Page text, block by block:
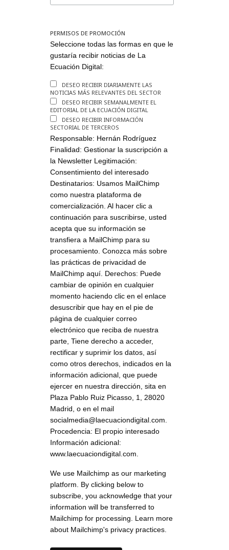
PERMISOS DE PROMOCIÓN
Seleccione todas las formas en que le
gustaría recibir noticias de La
Ecuación Digital:
DESEO RECIBIR DIARIAMENTE LAS
NOTICIAS MÁS RELEVANTES DEL SECTOR
DESEO RECIBIR SEMANALMENTE EL
EDITORIAL DE LA ECUACIÓN DIGITAL
DESEO RECIBIR INFORMACIÓN
SECTORIAL DE TERCEROS
Responsable: Hernán Rodríguez
Finalidad: Gestionar la suscripción a
la Newsletter Legitimación:
Consentimiento del interesado
Destinatarios: Usamos MailChimp
como nuestra plataforma de
comercialización. Al hacer clic a
continuación para suscribirse, usted
acepta que su información se
transfiera a MailChimp para su
procesamiento. Conozca más sobre
las prácticas de privacidad de
MailChimp aquí. Derechos: Puede
cambiar de opinión en cualquier
momento haciendo clic en el enlace
desuscribir que hay en el pie de
página de cualquier correo
electrónico que reciba de nuestra
parte, Tiene derecho a acceder,
rectificar y suprimir los datos, así
como otros derechos, indicados en la
información adicional, que puede
ejercer en nuestra dirección, sita en
Plaza Pablo Ruiz Picasso, 1, 28020
Madrid, o en el mail
socialmedia@laecuaciondigital.com.
Procedencia: El propio interesado
Información adicional:
www.laecuaciondigital.com.
We use Mailchimp as our marketing
platform. By clicking below to
subscribe, you acknowledge that your
information will be transferred to
Mailchimp for processing. Learn more
about Mailchimp's privacy practices.